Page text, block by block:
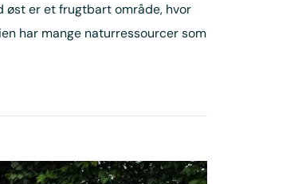
øst er et frugtbart område, hvor
har mange naturressourcer som